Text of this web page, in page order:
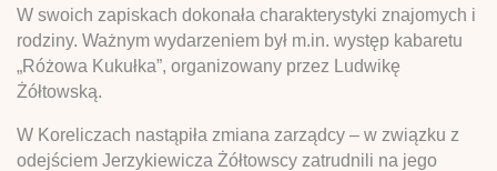
W swoich zapiskach dokonała charakterystyki znajomych i
rodziny. Ważnym wydarzeniem był m.in. występ kabaretu
„Różowa Kukułka”, organizowany przez Ludwikę
Żółtowską.
W Koreliczach nastąpiła zmiana zarządcy – w związku z
odejściem Jerzykiewicza Żółtowscy zatrudnili na jego